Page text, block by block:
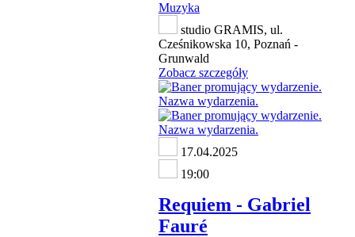
Muzyka
studio GRAMIS, ul.
Cześnikowska 10, Poznań -
Grunwald
Zobacz szczegóły
17.04.2025
19:00
Requiem - Gabriel
Fauré